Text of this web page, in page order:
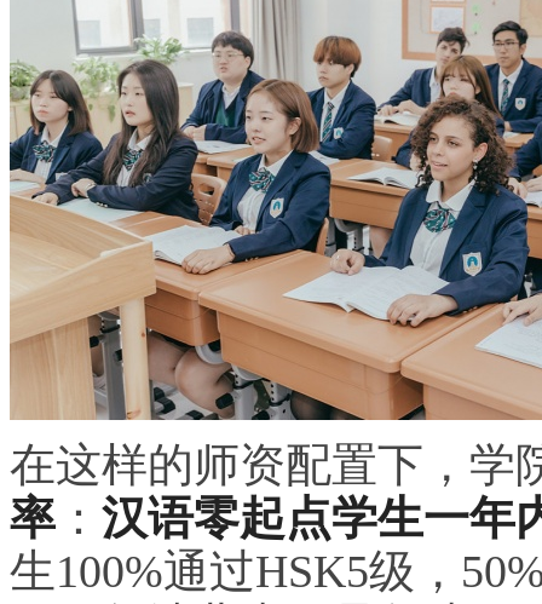
在这样的师资配置下，学
率 ： 汉语零起点学生一年
生100%通过HSK5级，